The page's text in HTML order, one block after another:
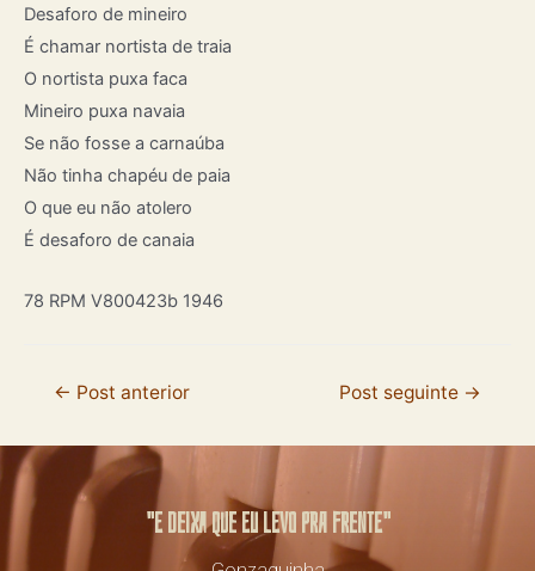
Desaforo de mineiro
É chamar nortista de traia
O nortista puxa faca
Mineiro puxa navaia
Se não fosse a carnaúba
Não tinha chapéu de paia
O que eu não atolero
É desaforo de canaia
78 RPM V800423b 1946
← Post anterior Post seguinte →
"E deixa que eu levo pra frente"